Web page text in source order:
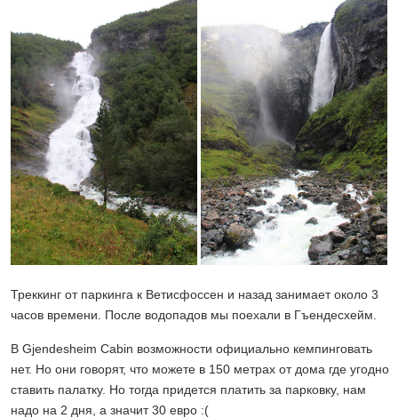
Треккинг от паркинга к Ветисфоссен и назад занимает около 3
часов времени. После водопадов мы поехали в Гъендесхейм.
В Gjendesheim Cabin возможности официально кемпинговать
нет. Но они говорят, что можете в 150 метрах от дома где угодно
ставить палатку. Но тогда придется платить за парковку, нам
надо на 2 дня, а значит 30 евро :(